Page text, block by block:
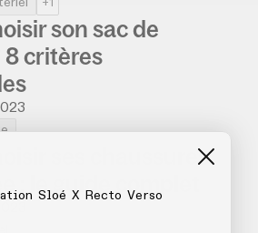
+1
son sac de
8 critères
ses chaussures
: le guide complet
Sloé X Recto Verso